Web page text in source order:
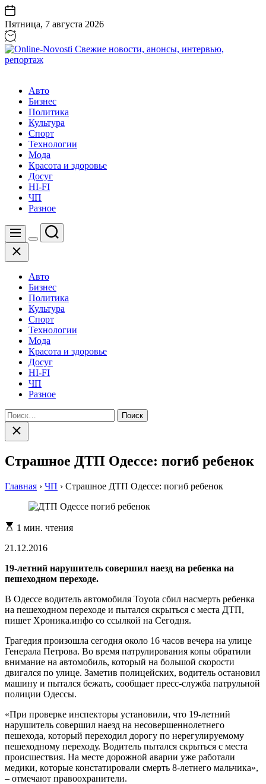
Перейти
к
содержанию
Пятница, 7 августа 2026
Свежие
новости,
анонсы,
интервью,
репортаж
Авто
Бизнес
Политика
Культура
Спорт
Технологии
Мода
Красота и здоровье
Досуг
HI-FI
ЧП
Разное
Меню
Цвет
Поиск
Закрыть
Авто
Бизнес
Политика
Культура
Спорт
Технологии
Мода
Красота и здоровье
Досуг
HI-FI
ЧП
Разное
Найти:
Закрыть
поиск
Страшное ДТП Одессе: погиб ребенок
Главная › ЧП › Страшное ДТП Одессе: погиб ребенок
Расчетное
чтения
1 мин. чтения
21.12.2016
19-летний нарушитель совершил наезд на ребенка на
пешеходном переходе.
В Одессе водитель автомобиля Toyota сбил насмерть ребенка
на пешеходном переходе и пытался скрыться с места ДТП,
пишет Хроника.инфо со ссылкой на Сегодня.
Трагедия произошла сегодня около 16 часов вечера на улице
Генерала Петрова. Во время патрулирования копы обратили
внимание на автомобиль, который на большой скорости
двигался по улице. Заметив полицейских, водитель остановил
машину и пытался бежать, сообщает пресс-служба патрульной
полиции Одессы.
«При проверке инспекторы установили, что 19-летний
нарушитель совершил наезд на несовершеннолетнего
пешехода, который переходил дорогу по нерегулируемому
пешеходному переходу. Водитель пытался скрыться с места
происшествия. На месте дорожной аварии уже работали
медики, которые констатировали смерть 8-летнего мальчика»,
– отмечают правоохранители.